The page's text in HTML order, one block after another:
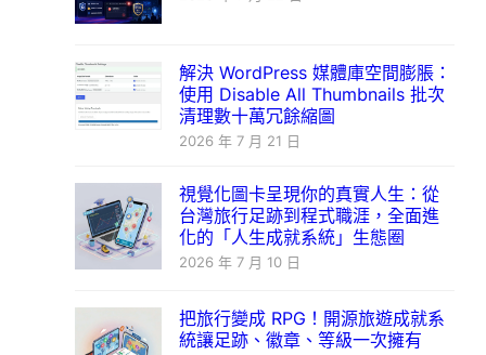
解決 WordPress 媒體庫空間膨脹：
使用 Disable All Thumbnails 批次
清理數十萬冗餘縮圖
2026 年 7 月 21 日
視覺化圖卡呈現你的真實人生：從
台灣旅行足跡到程式職涯，全面進
化的「人生成就系統」生態圈
2026 年 7 月 10 日
把旅行變成 RPG！開源旅遊成就系
統讓足跡、徽章、等級一次擁有